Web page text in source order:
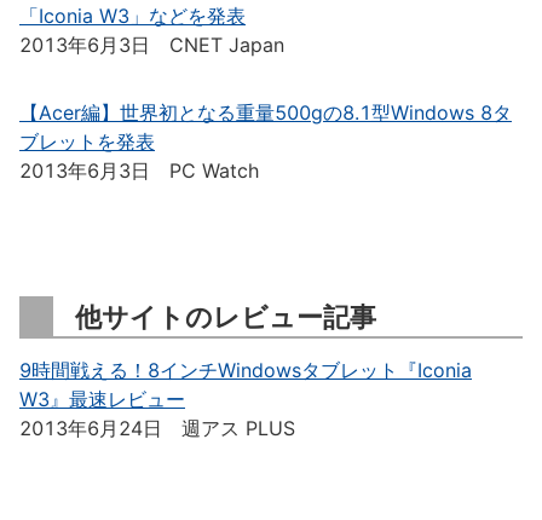
「Iconia W3」などを発表
2013年6月3日 CNET Japan
【Acer編】世界初となる重量500gの8.1型Windows 8タ
ブレットを発表
2013年6月3日 PC Watch
他サイトのレビュー記事
9時間戦える！8インチWindowsタブレット『Iconia
W3』最速レビュー
2013年6月24日 週アス PLUS